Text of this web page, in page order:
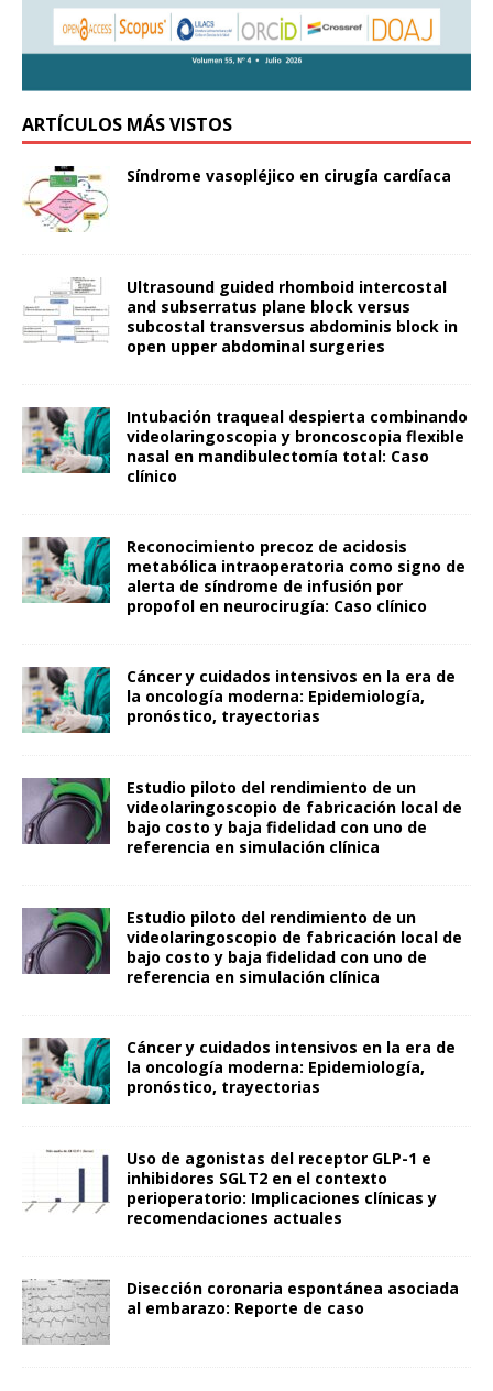
ARTÍCULOS MÁS VISTOS
Síndrome vasopléjico en cirugía cardíaca
Ultrasound guided rhomboid intercostal
and subserratus plane block versus
subcostal transversus abdominis block in
open upper abdominal surgeries
Intubación traqueal despierta combinando
videolaringoscopia y broncoscopia flexible
nasal en mandibulectomía total: Caso
clínico
Reconocimiento precoz de acidosis
metabólica intraoperatoria como signo de
alerta de síndrome de infusión por
propofol en neurocirugía: Caso clínico
Cáncer y cuidados intensivos en la era de
la oncología moderna: Epidemiología,
pronóstico, trayectorias
Estudio piloto del rendimiento de un
videolaringoscopio de fabricación local de
bajo costo y baja fidelidad con uno de
referencia en simulación clínica
Estudio piloto del rendimiento de un
videolaringoscopio de fabricación local de
bajo costo y baja fidelidad con uno de
referencia en simulación clínica
Cáncer y cuidados intensivos en la era de
la oncología moderna: Epidemiología,
pronóstico, trayectorias
Uso de agonistas del receptor GLP-1 e
inhibidores SGLT2 en el contexto
perioperatorio: Implicaciones clínicas y
recomendaciones actuales
Disección coronaria espontánea asociada
al embarazo: Reporte de caso